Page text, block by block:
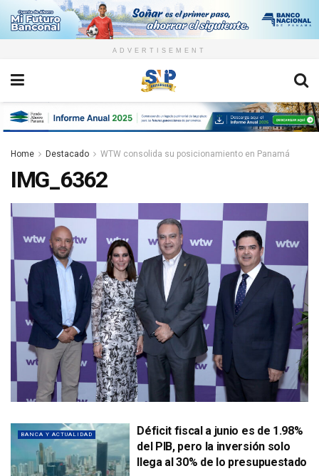
ADVERTISEMENT
Home Destacado WTW consolida su posicionamiento en Panamá
IMG_6362
BANCA Y ACTUALIDAD
Déficit fiscal a junio es de 1.98%
del PIB, pero la inversión solo
llega al 30% de lo presupuestado